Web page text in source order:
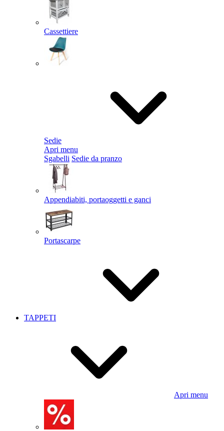
Cassettiere
Sedie
Apri menu
Sgabelli Sedie da pranzo
Appendiabiti, portaoggetti e ganci
Portascarpe
TAPPETI
Apri menu